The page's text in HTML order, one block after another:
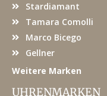
Stardiamant
Tamara Comolli
Marco Bicego
Gellner
Weitere Marken
UHRENMARKEN